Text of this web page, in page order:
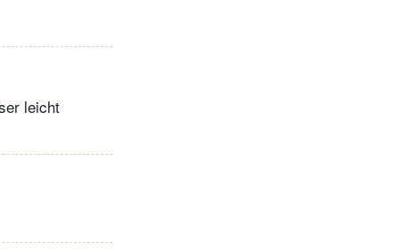
leicht